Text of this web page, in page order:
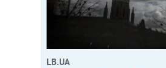
LB.UA